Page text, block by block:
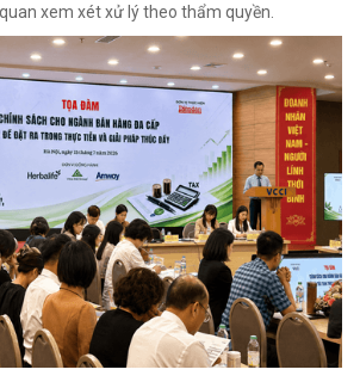
xem xét xử lý theo thẩm quyền.